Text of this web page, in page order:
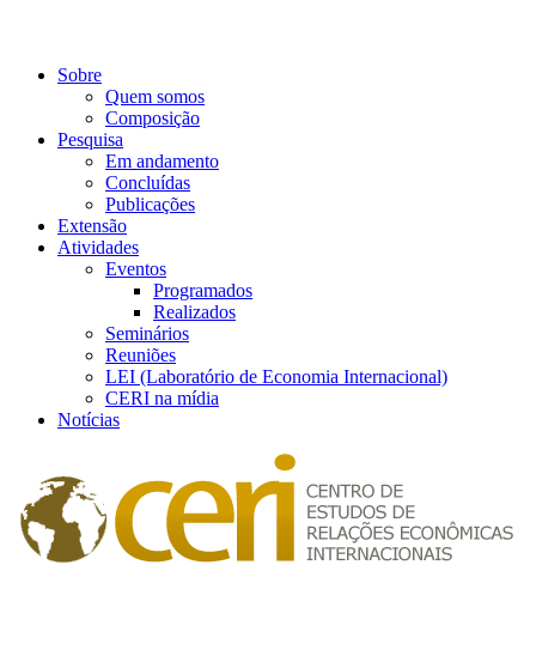
Sobre
Quem somos
Composição
Pesquisa
Em andamento
Concluídas
Publicações
Extensão
Atividades
Eventos
Programados
Realizados
Seminários
Reuniões
LEI (Laboratório de Economia Internacional)
CERI na mídia
Notícias